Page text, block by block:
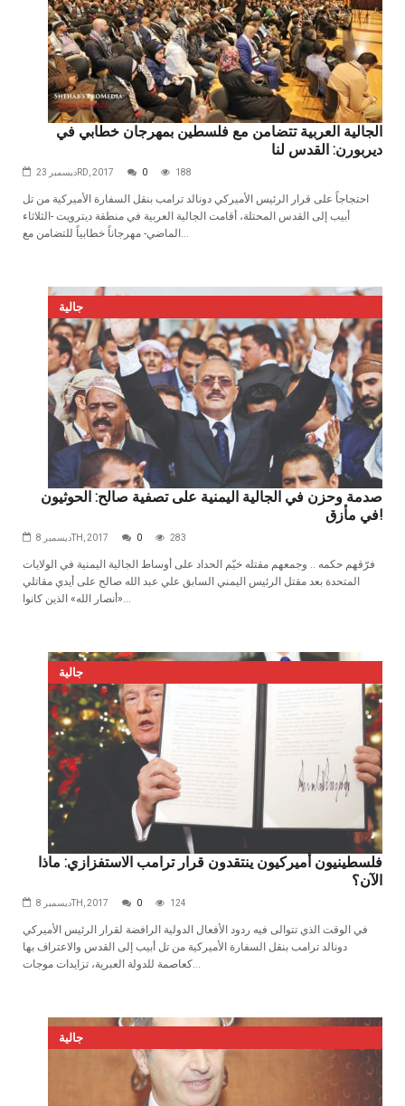
الجالية العربية تتضامن مع فلسطين بمهرجان خطابي في
ديربورن: القدس لنا
ديسمبر 23RD, 2017 0 188
احتجاجاً على قرار الرئيس الأميركي دونالد ترامب بنقل السفارة الأميركية من تل
أبيب إلى القدس المحتلة، أقامت الجالية العربية في منطقة ديترويت -الثلاثاء
الماضي- مهرجاناً خطابياً للتضامن مع...
جالية
صدمة وحزن في الجالية اليمنية على تصفية صالح: الحوثيون
في مأزق!
ديسمبر 8TH, 2017 0 283
فرّقهم‭ ‬حكمه‭ .. ‬وجمعهم‭ ‬مقتله خيّم الحداد على أوساط الجالية اليمنية في الولايات
المتحدة بعد مقتل الرئيس اليمني السابق علي عبد الله صالح على أيدي مقاتلي
«أنصار الله» الذين كانوا...
جالية
فلسطينيون أميركيون ينتقدون قرار ترامب الاستفزازي: ماذا
الآن؟
ديسمبر 8TH, 2017 0 124
في الوقت الذي تتوالى فيه ردود الأفعال الدولية الرافضة لقرار الرئيس الأميركي
دونالد ترامب بنقل السفارة الأميركية من تل أبيب إلى القدس والاعتراف بها
كعاصمة للدولة العبرية، تزايدات موجات...
جالية